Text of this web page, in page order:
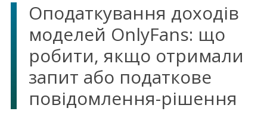
Оподаткування доходів
моделей OnlyFans: що
робити, якщо отримали
запит або податкове
повідомлення-рішення